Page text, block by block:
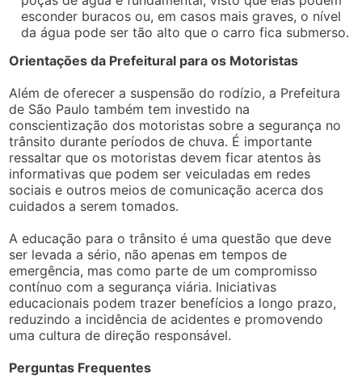
esconder buracos ou, em casos mais graves, o nível
da água pode ser tão alto que o carro fica submerso.
Orientações da Prefeitural para os Motoristas
Além de oferecer a suspensão do rodízio, a Prefeitura
de São Paulo também tem investido na
conscientização dos motoristas sobre a segurança no
trânsito durante períodos de chuva. É importante
ressaltar que os motoristas devem ficar atentos às
informativas que podem ser veiculadas em redes
sociais e outros meios de comunicação acerca dos
cuidados a serem tomados.
A educação para o trânsito é uma questão que deve
ser levada a sério, não apenas em tempos de
emergência, mas como parte de um compromisso
contínuo com a segurança viária. Iniciativas
educacionais podem trazer benefícios a longo prazo,
reduzindo a incidência de acidentes e promovendo
uma cultura de direção responsável.
Perguntas Frequentes